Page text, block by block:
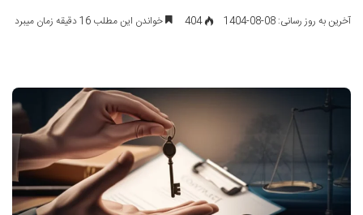
آخرین به روز رسانی: 08-08-1404 404 خواندن این مطلب 16 دقیقه زمان میبرد